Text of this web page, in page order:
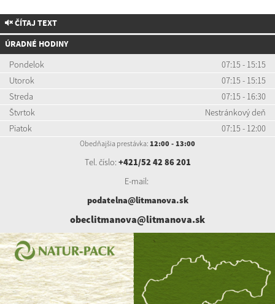
ČÍTAJ TEXT
ÚRADNÉ HODINY
Pondelok
07:15 - 15:15
Utorok
07:15 - 15:15
Streda
07:15 - 16:30
Štvrtok
Nestránkový deň
Piatok
07:15 - 12:00
Obedňajšia prestávka: 12:00 - 13:00
Tel. číslo: +421/52 42 86 201
E-mail:
podatelna@litmanova.sk
obeclitmanova@litmanova.sk